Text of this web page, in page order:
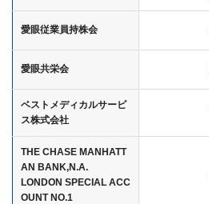
愛眼従業員持株会
愛眼共栄会
ベストメディカルサービ
ス株式会社
THE CHASE MANHATT
AN BANK,N.A.
LONDON SPECIAL ACC
OUNT NO.1